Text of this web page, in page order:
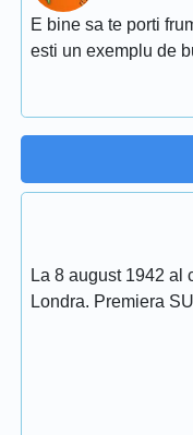
E bine sa te porti
esti un exemplu de
La 8 august 1942 al
Londra. Premiera